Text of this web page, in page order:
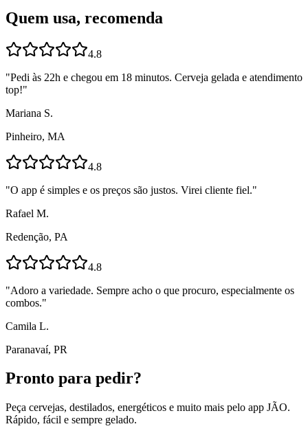
Quem usa, recomenda
4.8
"Pedi às 22h e chegou em 18 minutos. Cerveja gelada e atendimento
top!"
Mariana S.
Pinheiro, MA
4.8
"O app é simples e os preços são justos. Virei cliente fiel."
Rafael M.
Redenção, PA
4.8
"Adoro a variedade. Sempre acho o que procuro, especialmente os
combos."
Camila L.
Paranavaí, PR
Pronto para pedir?
Peça cervejas, destilados, energéticos e muito mais pelo app JÃO.
Rápido, fácil e sempre gelado.